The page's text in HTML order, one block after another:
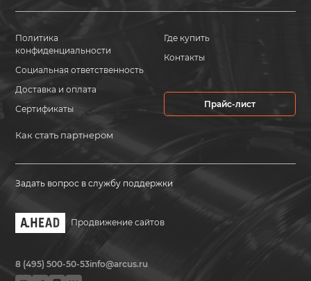
Политика
конфиденциальности
Социальная ответственность
Доставка и оплата
Сертификаты
Как стать партнером
Где купить
Контакты
Прайс-лист
Задать вопрос в службу поддержки
Продвижение сайтов
8 (495) 500-50-53info@arcus.ru